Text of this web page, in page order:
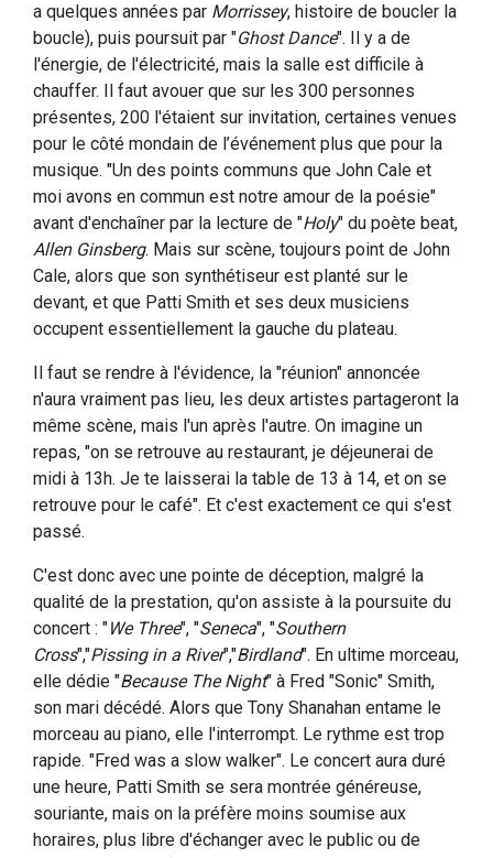
a quelques années par Morrissey, histoire de boucler la
boucle), puis poursuit par "Ghost Dance". Il y a de
l'énergie, de l'électricité, mais la salle est difficile à
chauffer. Il faut avouer que sur les 300 personnes
présentes, 200 l'étaient sur invitation, certaines venues
pour le côté mondain de l’événement plus que pour la
musique. "Un des points communs que John Cale et
moi avons en commun est notre amour de la poésie"
avant d'enchaîner par la lecture de "Holy" du poète beat,
Allen Ginsberg. Mais sur scène, toujours point de John
Cale, alors que son synthétiseur est planté sur le
devant, et que Patti Smith et ses deux musiciens
occupent essentiellement la gauche du plateau.
Il faut se rendre à l'évidence, la "réunion" annoncée
n'aura vraiment pas lieu, les deux artistes partageront la
même scène, mais l'un après l'autre. On imagine un
repas, "on se retrouve au restaurant, je déjeunerai de
midi à 13h. Je te laisserai la table de 13 à 14, et on se
retrouve pour le café". Et c'est exactement ce qui s'est
passé.
C'est donc avec une pointe de déception, malgré la
qualité de la prestation, qu'on assiste à la poursuite du
concert : "We Three", "Seneca", "Southern
Cross","Pissing in a River","Birdland". En ultime morceau,
elle dédie "Because The Night" à Fred "Sonic" Smith,
son mari décédé. Alors que Tony Shanahan entame le
morceau au piano, elle l'interrompt. Le rythme est trop
rapide. "Fred was a slow walker". Le concert aura duré
une heure, Patti Smith se sera montrée généreuse,
souriante, mais on la préfère moins soumise aux
horaires, plus libre d'échanger avec le public ou de